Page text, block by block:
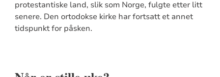
protestantiske land, slik som Norge, fulgte etter litt
senere. Den ortodokse kirke har fortsatt et annet
tidspunkt for påsken.